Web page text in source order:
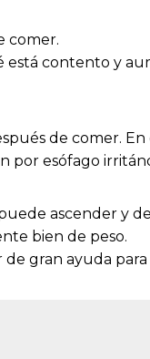
comer.
está contento y
de comer. En
esófago
ascender y
bien de peso.
gran ayuda